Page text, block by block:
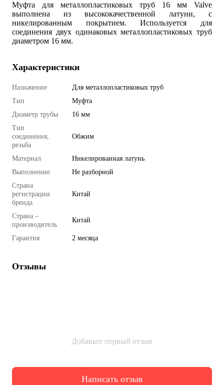
Муфта для металлопластиковых труб 16 мм Valve
выполнена из высококачественной латуни, с
никелированным покрытием. Используется для
соединения двух одинаковых металлопластиковых труб
диаметром 16 мм.
Характеристики
Назначение
Для металлопластиковых труб
Тип
Муфта
Диаметр трубы
16 мм
Тип
соединения,
резьба
Обжим
Материал
Никелированная латунь
Выполнение
Не разборной
Страна
регистрации
бренда
Китай
Страна –
производитель
Китай
Гарантия 2 месяца
Отзывы
Добавьте первый отзыв
Написать отзыв